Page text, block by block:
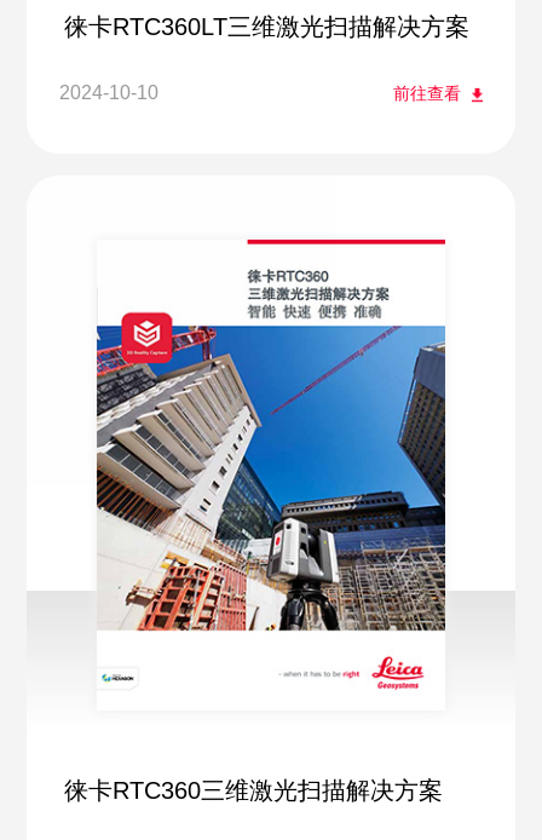
徕卡RTC360LT三维激光扫描解决方案
2024-10-10 前往查看
徕卡RTC360三维激光扫描解决方案